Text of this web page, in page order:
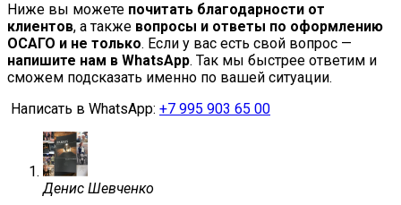
Ниже вы можете почитать благодарности от
клиентов, а также вопросы и ответы по оформлению
ОСАГО и не только. Если у вас есть свой вопрос —
напишите нам в WhatsApp. Так мы быстрее ответим и
сможем подсказать именно по вашей ситуации.
Написать в WhatsApp: +7 995 903 65 00
Денис Шевченко